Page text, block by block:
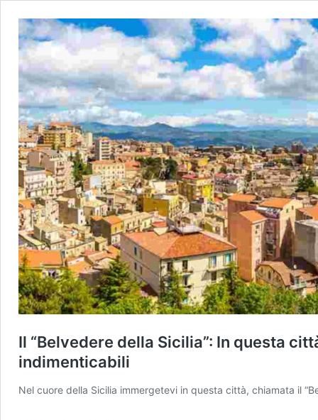
Il “Belvedere della Sicilia”: In questa
indimenticabili
Nel cuore della Sicilia immergetevi in questa città, chiamata il